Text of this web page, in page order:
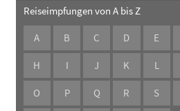
Blut, Krebs und Infektionen
Haut, Haare und Nägel
Psychische Erkrankungen
Reiseimpfungen von A bis Z
A B C D E
H I J K L
O P Q R S